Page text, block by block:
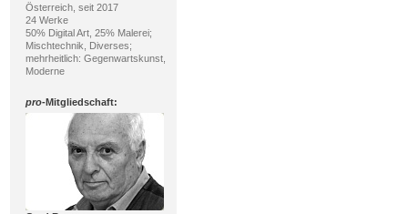
Österreich, seit 2017
24 Werke
50% Digital Art, 25% Malerei;
Mischtechnik, Diverses;
mehrheitlich: Gegenwartskunst,
Moderne
pro-Mitgliedschaft: